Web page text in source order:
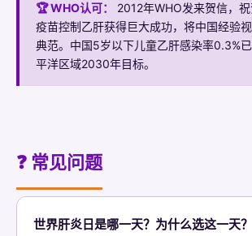
🏆 WHO认可：
2012年WHO发来贺信，
疫苗控制乙肝获得巨大成功，将中国经验
典范。中国5岁以下儿童乙肝感染率0.3%
平洋区域2030年目标。
❓ 常见问题
世界肝炎日是哪一天？为什么选这一天？